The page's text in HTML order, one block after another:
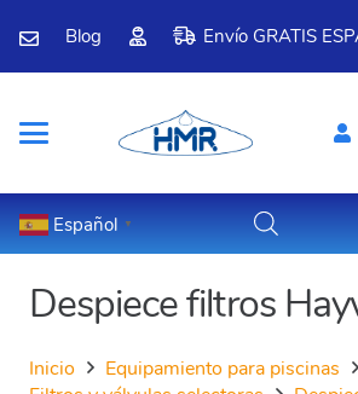
Blog Envío GRATIS
Español ▼
Despiece filtros
Inicio
Equipamiento para piscinas